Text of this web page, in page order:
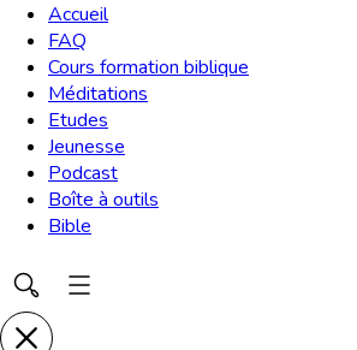
Accueil
FAQ
Cours formation biblique
Méditations
Etudes
Jeunesse
Podcast
Boîte à outils
Bible